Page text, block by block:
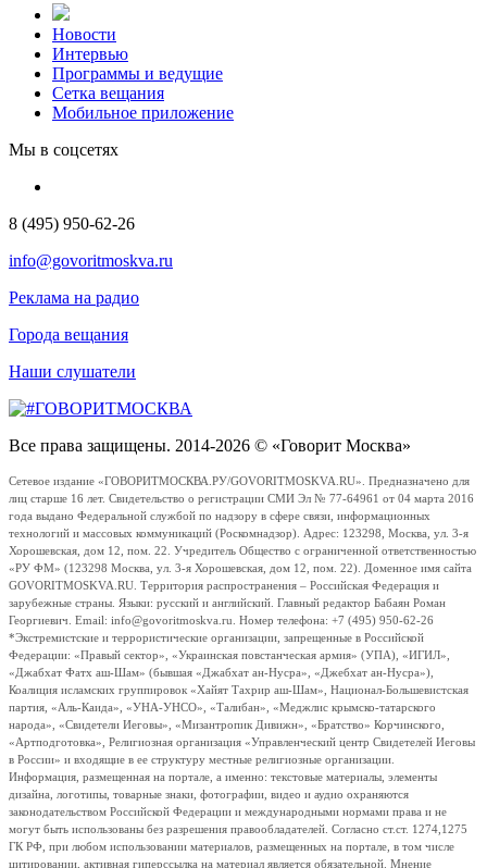
Новости
Интервью
Программы и ведущие
Сетка вещания
Мобильное приложение
Мы в соцсетях
8 (495) 950-62-26
info@govoritmoskva.ru
Реклама на радио
Города вещания
Наши слушатели
Все права защищены. 2014-2026 © «Говорит Москва»
Сетевое издание «ГОВОРИТМОСКВА.РУ/GOVORITMOSKVA.RU». Предназначено для
лиц старше 16 лет. Свидетельство о регистрации СМИ Эл № 77-64961 от 04 марта 2016
года выдано Федеральной службой по надзору в сфере связи, информационных
технологий и массовых коммуникаций (Роскомнадзор). Адрес: 123298, Москва, ул. 3-я
Хорошевская, дом 12, пом. 22. Учредитель Общество с ограниченной ответственностью
«РУ ФМ» (123298 Москва, ул. 3-я Хорошевская, дом 12, пом. 22). Доменное имя сайта
GOVORITMOSKVA.RU. Территория распространения – Российская Федерация и
зарубежные страны. Языки: русский и английский. Главный редактор Бабаян Роман
Георгиевич. Email: info@govoritmoskva.ru. Номер телефона: +7 (495) 950-62-26
*Экстремистские и террористические организации, запрещенные в Российской
Федерации: «Правый сектор», «Украинская повстанческая армия» (УПА), «ИГИЛ»,
«Джабхат Фатх аш-Шам» (бывшая «Джабхат ан-Нусра», «Джебхат ан-Нусра»),
Коалиция исламских группировок «Хайят Тахрир аш-Шам», Национал-Большевистская
партия, «Аль-Каида», «УНА-УНСО», «Талибан», «Меджлис крымско-татарского
народа», «Свидетели Иеговы», «Мизантропик Дивижн», «Братство» Корчинского,
«Артподготовка», Религиозная организация «Управленческий центр Свидетелей Иеговы
в России» и входящие в ее структуру местные религиозные организации.
Информация, размещенная на портале, а именно: текстовые материалы, элементы
дизайна, логотипы, товарные знаки, фотографии, видео и аудио охраняются
законодательством Российской Федерации и международными нормами права и не
могут быть использованы без разрешения правообладателей. Согласно ст.ст. 1274,1275
ГК РФ, при любом использовании материалов, размещенных на портале, в том числе
цитировании, активная гиперссылка на материал является обязательной. Мнение